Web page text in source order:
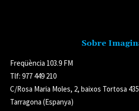
Sobre
Freqüència 103.9 FM
Tlf: 977 449 210
C/Rosa Maria Moles, 2, baixos Tortosa
Tarragona (Espanya)